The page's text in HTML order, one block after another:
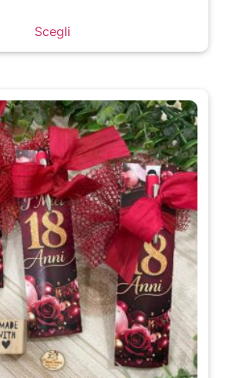
Scegli